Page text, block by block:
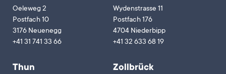
Oeleweg 2
Postfach 10
3176 Neuenegg
+41 31 741 33 66
Wydenstrasse 11
Postfach 176
4704 Niederbipp
+41 32 633 68 19
Thun Zollbrück